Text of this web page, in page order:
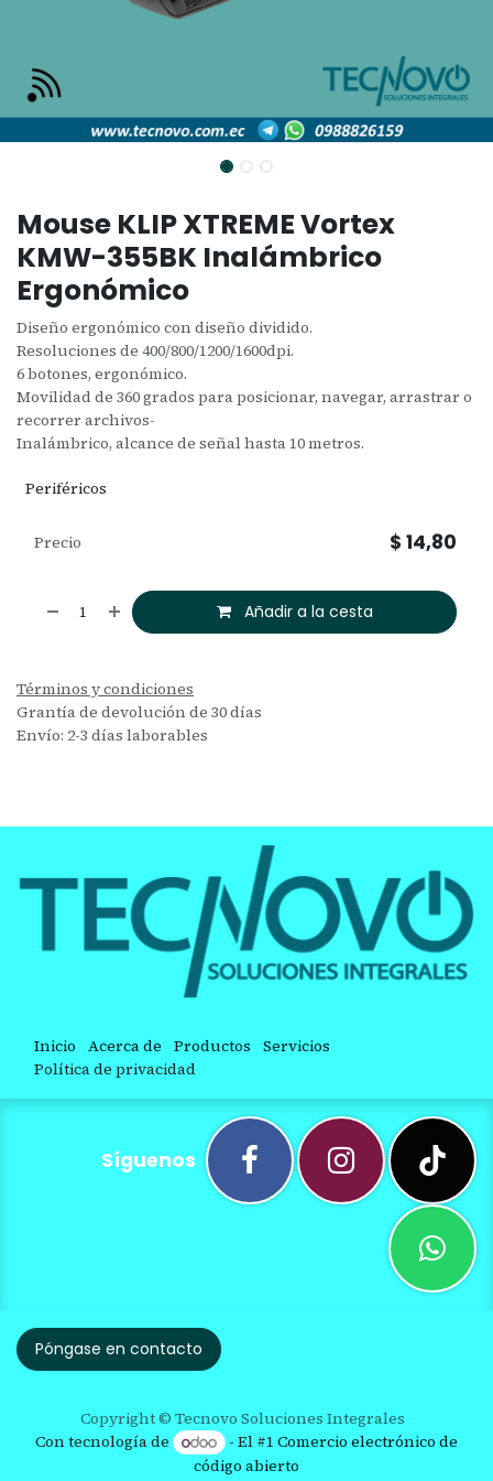
Mouse KLIP XTREME Vortex
KMW-355BK Inalámbrico
Ergonómico
Diseño ergonómico con diseño dividido.
Resoluciones de 400/800/1200/1600dpi.
6 botones, ergonómico.
Movilidad de 360 grados para posicionar, navegar, arrastrar o
recorrer archivos-
Inalámbrico, alcance de señal hasta 10 metros.
Periféricos
Añadir a la cesta
Precio $ 14,80
Términos y condiciones
Grantía de devolución de 30 días
Envío: 2-3 días laborables
Inicio Acerca de Productos Servicios
Política de privacidad
Síguenos
Póngase en contacto
Copyright © Tecnovo Soluciones Integrales
Con tecnología de
- El #1Comercio electrónico de
código abierto